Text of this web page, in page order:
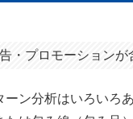
・プロモーションが
ーン分析はいろいろ